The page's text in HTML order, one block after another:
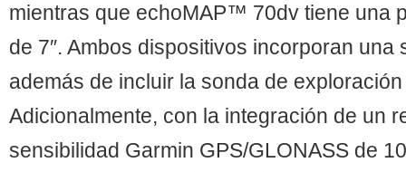
mientras que echoMAP™ 70dv tiene una
de 7″. Ambos dispositivos incorporan
además de incluir la sonda de
Adicionalmente, con la integración de un
sensibilidad Garmin GPS/GLONASS de